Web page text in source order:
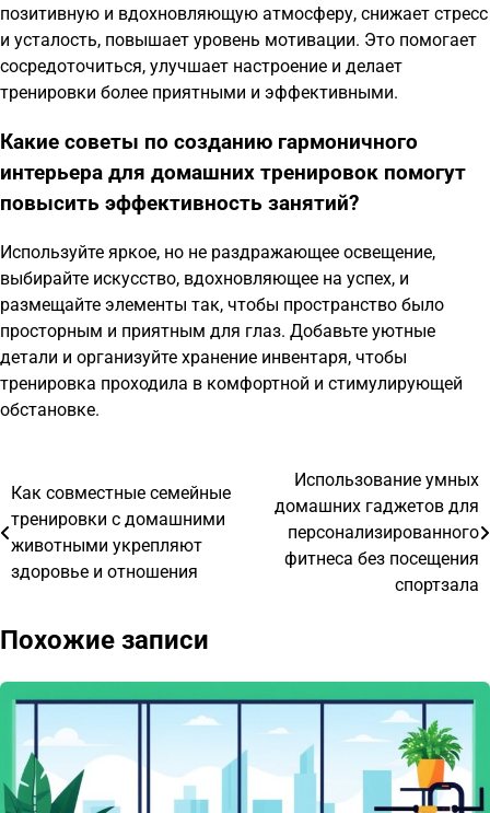
позитивную и вдохновляющую атмосферу, снижает стресс
и усталость, повышает уровень мотивации. Это помогает
сосредоточиться, улучшает настроение и делает
тренировки более приятными и эффективными.
Какие советы по созданию гармоничного
интерьера для домашних тренировок помогут
повысить эффективность занятий?
Используйте яркое, но не раздражающее освещение,
выбирайте искусство, вдохновляющее на успех, и
размещайте элементы так, чтобы пространство было
просторным и приятным для глаз. Добавьте уютные
детали и организуйте хранение инвентаря, чтобы
тренировка проходила в комфортной и стимулирующей
обстановке.
Навигация
по
записям
Как совместные семейные
тренировки с домашними
животными укрепляют
здоровье и отношения
Использование умных
домашних гаджетов для
персонализированного
фитнеса без посещения
спортзала
Похожие записи